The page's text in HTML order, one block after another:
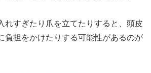
れすぎたり爪を立てたりすると、頭皮
負担をかけたりする可能性があるのが